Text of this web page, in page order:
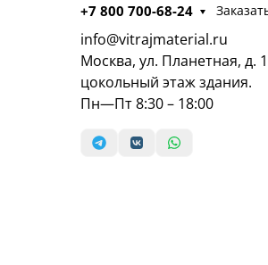
+7 800 700-68-24
info@vitrajmaterial.ru
Москва, ул. Планетная, д.
цокольный этаж здания.
Пн—Пт 8:30 – 18:00